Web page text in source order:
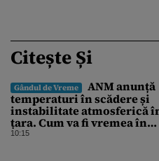
Citește Și
Gândul de Vreme
ANM anunță
temperaturi în scădere și
instabilitate atmosferică
țara. Cum va fi vremea în
București și când vin
10:15